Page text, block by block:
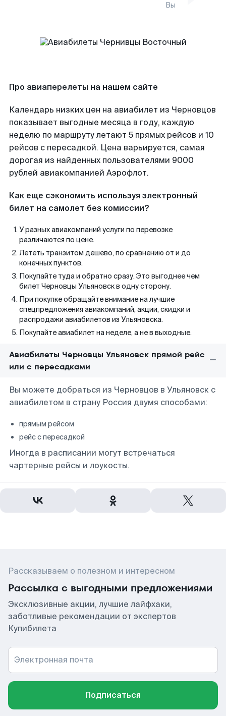
Вы
Про авиаперелеты на нашем сайте
Календарь низких цен на авиабилет из Черновцов
показывает выгодные месяца в году, каждую
неделю по маршруту летают 5 прямых рейсов и 10
рейсов с пересадкой. Цена варьируется, самая
дорогая из найденных пользователями 9000
рублей авиакомпанией Аэрофлот.
Как еще сэкономить используя электронный
билет на самолет без комиссии?
У разных авиакомпаний услуги по перевозке
различаются по цене.
Лететь транзитом дешево, по сравнению от и до
конечных пунктов.
Покупайте туда и обратно сразу. Это выгоднее чем
билет Черновцы Ульяновск в одну сторону.
При покупке обращайте внимание на лучшие
спецпредложения авиакомпаний, акции, скидки и
распродажи авиабилетов из Ульяновска.
Покупайте авиабилет на неделе, а не в выходные.
Авиабилеты Черновцы Ульяновск прямой рейс
или с пересадками
Вы можете добраться из Черновцов в Ульяновск с
авиабилетом в страну Россия двумя способами:
прямым рейсом
рейс с пересадкой
Иногда в расписании могут встречаться
чартерные рейсы и лоукосты.
Рассказываем о полезном и интересном
Рассылка с выгодными предложениями
Эксклюзивные акции, лучшие лайфхаки,
заботливые рекомендации от экспертов
Купибилета
Электронная почта
Подписаться